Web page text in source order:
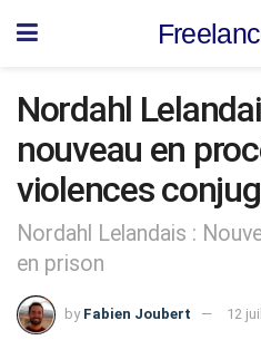
Nordahl
nouveau en
violences
Nordahl Lelandais :
en prison
by Fabien Joubert 12